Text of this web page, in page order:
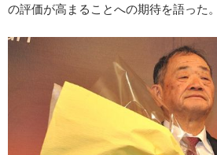
の評価が高まることへの期待を語った。